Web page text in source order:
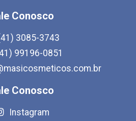
Conosco
3085-3743
99196-0851
Conosco
Instagram